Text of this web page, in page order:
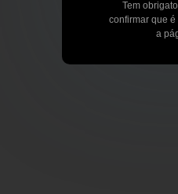
Tem
confirmar que
a